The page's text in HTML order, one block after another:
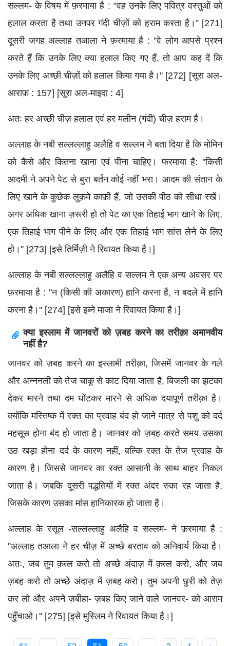
सल्लम- के विषय में फ़रमाया है : “वह उनके लिए पवित्र वस्तुओं को
हलाल करता है तथा उनपर गंदी चीज़ों को हराम करता है।” [271]
दूसरी जगह अल्लाह तआला ने फ़रमाया है : ''वे लोग आपसे प्रश्न
करते हैं कि उनके लिए क्या हलाल किए गए हैं, तो आप कह दें कि
उनके लिए अच्छी चीज़ों को हलाल किया गया है।'' [272] [सूरा अल-
आराफ़ : 157] [सूरा अल-माइदा : 4]
अतः हर अच्छी चीज़ हलाल एवं हर मलीन (गंदी) चीज़ हराम है।
अल्लाह के नबी सल्लल्लाहु अलैहि व सल्लम ने बता दिया है कि मोमिन
को कैसे और कितना खाना एवं पीना चाहिए। फरमाया है: ''किसी
आदमी ने अपने पेट से बुरा बर्तन कोई नहीं भरा। आदम की संतान के
लिए खाने के कुछेक लुक़मे काफ़ी हैं, जो उसकी पीठ को सीधा रखें।
अगर अधिक खाना ज़रूरी हो तो पेट का एक तिहाई भाग खाने के लिए,
एक तिहाई भाग पीने के लिए और एक तिहाई भाग सांस लेने के लिए
हो।'' [273] [इसे तिर्मिज़ी ने रिवायत किया है।]
अल्लाह के नबी सल्लल्लाहु अलैहि व सल्लम ने एक अन्य अवसर पर
फ़रमाया है : ''न (किसी की अकारण) हानि करना है, न बदले में हानि
करना है।'' [274] [इसे इब्ने माजा ने रिवायत किया है।]
क्या इस्लाम में जानवरों को ज़बह करने का तरीक़ा अमानवीय
नहीं है?
जानवर को ज़बह करने का इस्लामी तरीक़ा, जिसमें जानवर के गले
और अन्ननली को तेज चाकू से काट दिया जाता है, बिजली का झटका
देकर मारने तथा दम घोंटकर मारने से अधिक दयापूर्ण तरीक़ा है।
क्योंकि मस्तिष्क में रक्त का प्रवाह बंद हो जाने मात्र से पशु को दर्द
महसूस होना बंद हो जाता है। जानवर को ज़बह करते समय उसका
उठ खड़ा होना दर्द के कारण नहीं, बल्कि रक्त के तेज प्रवाह के
कारण है। जिससे जानवर का रक्त आसानी के साथ बाहर निकल
जाता है। जबकि दूसरी पद्धतियों में रक्त अंदर रुका रह जाता है,
जिसके कारण उसका मांस हानिकारक हो जाता है।
अल्लाह के रसूल -सल्लल्लाहु अलैहि व सल्लम- ने फ़रमाया है :
''अल्लाह तआला ने हर चीज़ में अच्छे बरताव को अनिवार्य किया है।
अतः, जब तुम क़त्ल करो तो अच्छे अंदाज़ में क़त्ल करो, और जब
ज़बह करो तो अच्छे अंदाज़ में ज़बह करो। तुम अपनी छुरी को तेज़
कर लो और अपने ज़बीहा- ज़बह किए जाने वाले जानवर- को आराम
पहुँचाओ।'' [275] [इसे मुस्लिम ने रिवायत किया है।]